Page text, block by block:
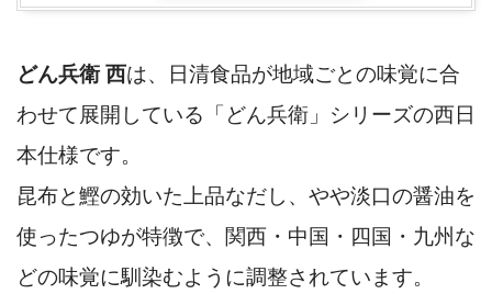
どん兵衛 西は、日清食品が地域ごとの味覚に合
わせて展開している「どん兵衛」シリーズの西日
本仕様です。
昆布と鰹の効いた上品なだし、やや淡口の醤油を
使ったつゆが特徴で、関西・中国・四国・九州な
どの味覚に馴染むように調整されています。